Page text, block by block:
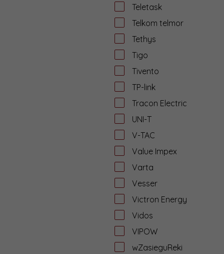
Teletask
Telkom telmor
Tethys
Tigo
Tivento
TP-link
Tracon Electric
UNI-T
V-TAC
Value Impex
Varta
Vesser
Victron Energy
Vidos
VIPOW
wZasieguReki